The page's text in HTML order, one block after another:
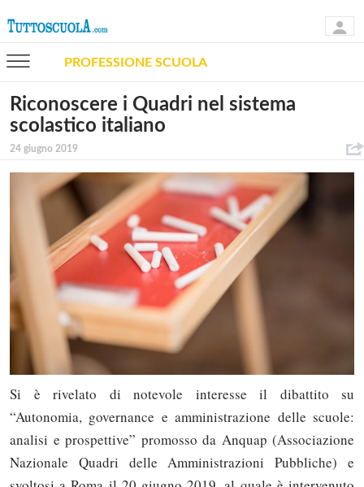
PROFESSIONE SCUOLA
Riconoscere i Quadri nel sistema
scolastico italiano
24 giugno 2019
Si è rivelato di notevole interesse il dibattito su
“Autonomia, governance e amministrazione delle scuole:
analisi e prospettive” promosso da Anquap (Associazione
Nazionale Quadri delle Amministrazioni Pubbliche) e